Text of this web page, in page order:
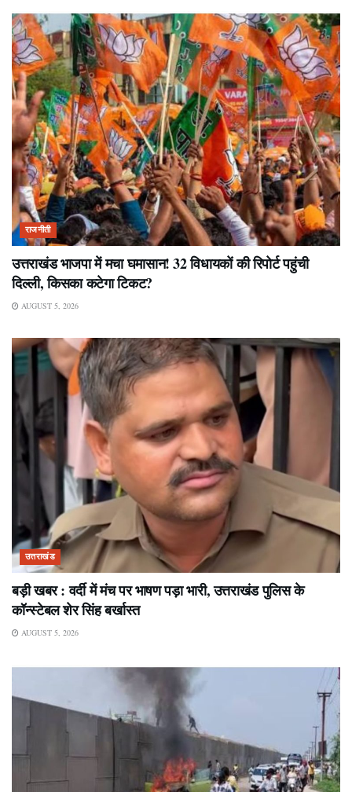
राजनीती
उत्तराखंड भाजपा में मचा घमासान! 32 विधायकों की रिपोर्ट पहुंची
दिल्ली, किसका कटेगा टिकट?
AUGUST 5, 2026
उत्तराखंड
बड़ी खबर : वर्दी में मंच पर भाषण पड़ा भारी, उत्तराखंड पुलिस के
कॉन्स्टेबल शेर सिंह बर्खास्त
AUGUST 5, 2026